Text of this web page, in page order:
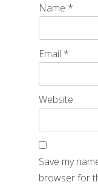
Name *
Email *
Website
Save my
browser for